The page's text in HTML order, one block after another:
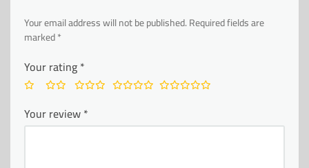
Your email address will not be published.Required fields are
marked*
Your rating*
Your review*